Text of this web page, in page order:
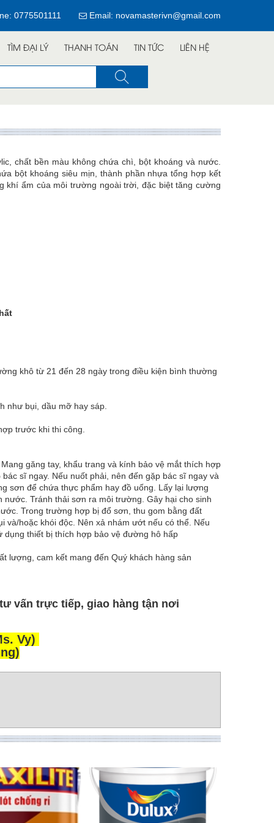
0775501111 Email: novamasterivn@gmail.com
TÌM ĐẠI LÝ THANH TOÁN TIN TỨC LIÊN HỆ
chất bền màu không chứa chì, bột khoáng và nước.
bột khoáng siêu mịn, thành phần nhựa tổng hợp kết
khí ẩm của môi trường ngoài trời, đặc biệt tăng cường
khô từ 21 đến 28 ngày trong điều kiện bình thường
như bụi, dầu mỡ hay sáp.
trước khi thi công.
găng tay, khẩu trang và kính bảo vệ mắt thích hợp
sĩ ngay. Nếu nuốt phải, nên đến gặp bác sĩ ngay và
sơn để chứa thực phẩm hay đồ uống. Lấy lại lượng
Tránh thải sơn ra môi trường. Gây hại cho sinh
Trong trường hợp bị đổ sơn, thu gom bằng đất
và/hoặc khói độc. Nên xả nhám ướt nếu có thể. Nếu
dụng thiết bị thích hợp bảo vệ đường hô hấp
lượng, cam kết mang đến Quý khách hàng sản
vấn trực tiếp, giao hàng tận nơi
Vy)